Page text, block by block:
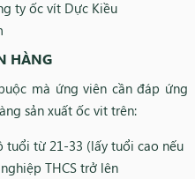
ty ốc vít Dực Kiều
HÀNG
mà ứng viên cần đáp ứng
sản xuất ốc vit trên:
tuổi từ 21-33 (lấy tuổi cao nếu
THCS trở lên